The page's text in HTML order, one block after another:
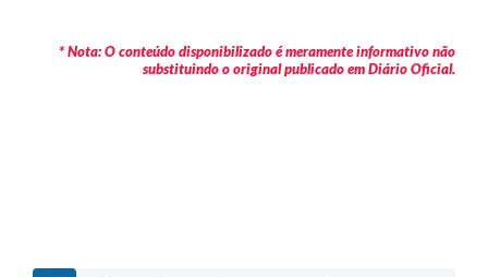
* Nota: O conteúdo disponibilizado é meramente informativo não
substituindo o original publicado em Diário Oficial.